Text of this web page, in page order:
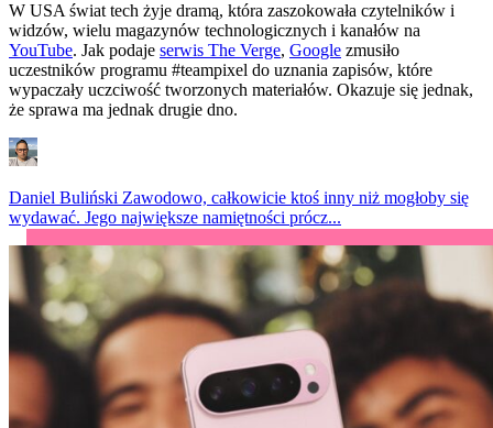
W USA świat tech żyje dramą, która zaszokowała czytelników i
widzów, wielu magazynów technologicznych i kanałów na
YouTube. Jak podaje serwis The Verge, Google zmusiło
uczestników programu #teampixel do uznania zapisów, które
wypaczały uczciwość tworzonych materiałów. Okazuje się jednak,
że sprawa ma jednak drugie dno.
Daniel Buliński Zawodowo, całkowicie ktoś inny niż mogłoby się
wydawać. Jego największe namiętności prócz...